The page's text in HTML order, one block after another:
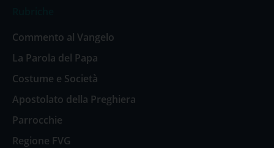
Commento al Vangelo
La Parola del Papa
Costume e Società
Apostolato della Preghiera
Parrocchie
Regione FVG